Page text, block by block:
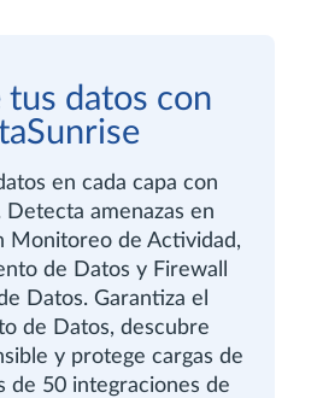
tus datos con
en cada capa con
Detecta amenazas en
Monitoreo de Actividad,
de Datos y Firewall
Datos. Garantiza el
de Datos, descubre
y protege cargas de
de 50 integraciones de